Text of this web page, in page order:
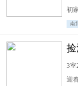
初
南
3室
迎